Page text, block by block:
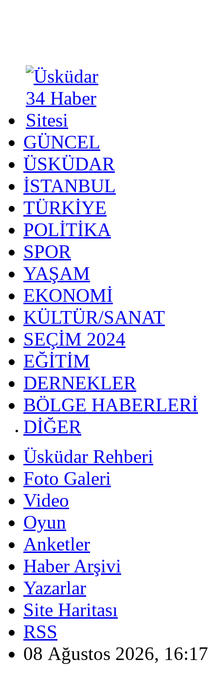
GÜNCEL
ÜSKÜDAR
İSTANBUL
TÜRKİYE
POLİTİKA
SPOR
YAŞAM
EKONOMİ
KÜLTÜR/SANAT
SEÇİM 2024
EĞİTİM
DERNEKLER
BÖLGE HABERLERİ
DİĞER
Üsküdar Rehberi
Foto Galeri
Video
Oyun
Anketler
Haber Arşivi
Yazarlar
Site Haritası
RSS
08 Ağustos 2026, 16:17